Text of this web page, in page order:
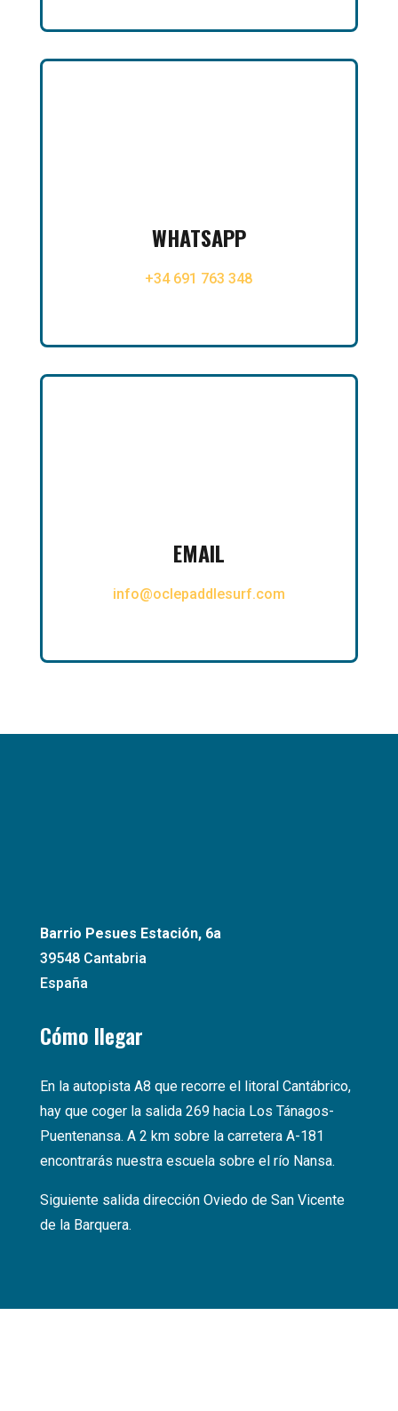
WHATSAPP
+34 691 763 348
EMAIL
info@oclepaddlesurf.com
Barrio Pesues Estación, 6a
39548 Cantabria
España
Cómo llegar
En la autopista A8 que recorre el litoral Cantábrico,
hay que coger la salida 269 hacia Los Tánagos-
Puentenansa. A 2 km sobre la carretera A-181
encontrarás nuestra escuela sobre el río Nansa.
Siguiente salida dirección Oviedo de San Vicente
de la Barquera.